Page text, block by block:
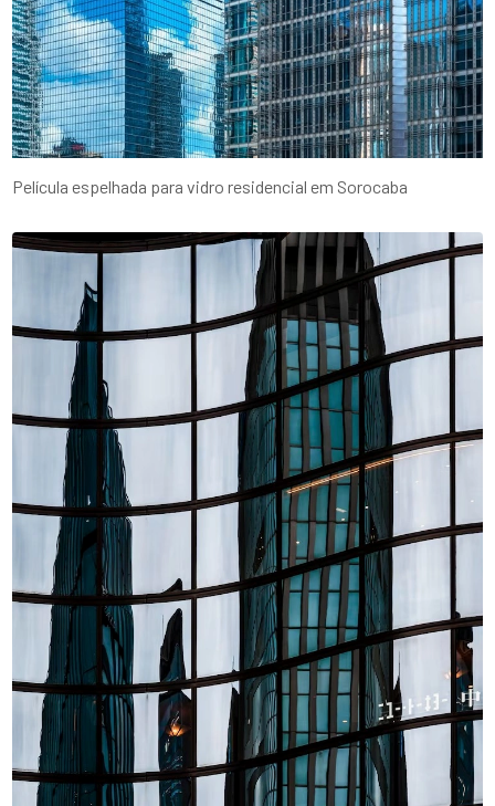
Película espelhada para vidro residencial em Sorocaba